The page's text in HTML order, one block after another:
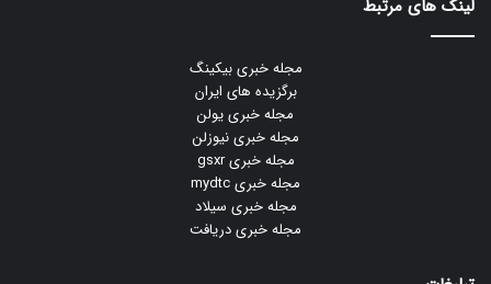
لینک های مرتبط
مجله خبری بیکینگ
برگزیده های ایران
مجله خبری یولن
مجله خبری نیوزلن
مجله خبری gsxr
مجله خبری mydtc
مجله خبری سیلاد
مجله خبری دریافت